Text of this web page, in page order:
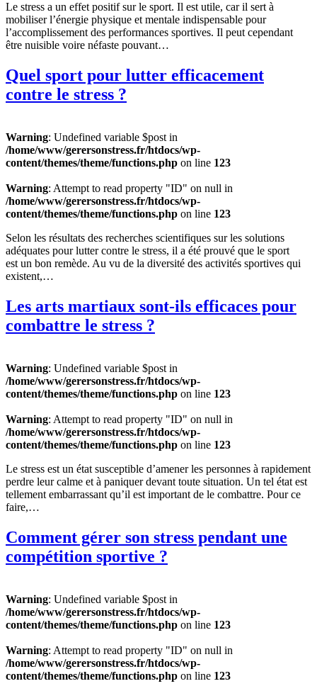
Le stress a un effet positif sur le sport. Il est utile, car il sert à
mobiliser l’énergie physique et mentale indispensable pour
l’accomplissement des performances sportives. Il peut cependant
être nuisible voire néfaste pouvant…
Quel sport pour lutter efficacement
contre le stress ?
Warning: Undefined variable $post in
/home/www/gerersonstress.fr/htdocs/wp-
content/themes/theme/functions.php on line 123
Warning: Attempt to read property "ID" on null in
/home/www/gerersonstress.fr/htdocs/wp-
content/themes/theme/functions.php on line 123
Selon les résultats des recherches scientifiques sur les solutions
adéquates pour lutter contre le stress, il a été prouvé que le sport
est un bon remède. Au vu de la diversité des activités sportives qui
existent,…
Les arts martiaux sont-ils efficaces pour
combattre le stress ?
Warning: Undefined variable $post in
/home/www/gerersonstress.fr/htdocs/wp-
content/themes/theme/functions.php on line 123
Warning: Attempt to read property "ID" on null in
/home/www/gerersonstress.fr/htdocs/wp-
content/themes/theme/functions.php on line 123
Le stress est un état susceptible d’amener les personnes à rapidement
perdre leur calme et à paniquer devant toute situation. Un tel état est
tellement embarrassant qu’il est important de le combattre. Pour ce
faire,…
Comment gérer son stress pendant une
compétition sportive ?
Warning: Undefined variable $post in
/home/www/gerersonstress.fr/htdocs/wp-
content/themes/theme/functions.php on line 123
Warning: Attempt to read property "ID" on null in
/home/www/gerersonstress.fr/htdocs/wp-
content/themes/theme/functions.php on line 123